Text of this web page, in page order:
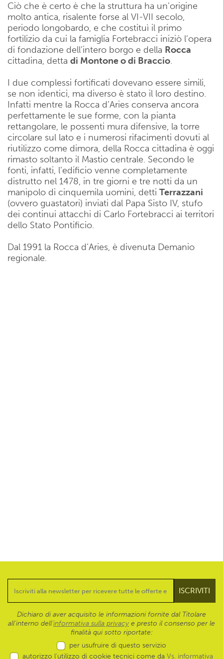
Ciò che è certo è che la struttura ha un’origine
molto antica, risalente forse al VI-VII secolo,
periodo longobardo, e che costituì il primo
fortilizio da cui la famiglia Fortebracci iniziò l’opera
di fondazione dell’intero borgo e della Rocca
cittadina, detta di Montone o di Braccio.
I due complessi fortificati dovevano essere simili,
se non identici, ma diverso è stato il loro destino.
Infatti mentre la Rocca d’Aries conserva ancora
perfettamente le sue forme, con la pianta
rettangolare, le possenti mura difensive, la torre
circolare sul lato e i numerosi rifacimenti dovuti al
riutilizzo come dimora, della Rocca cittadina è oggi
rimasto soltanto il Mastio centrale. Secondo le
fonti, infatti, l’edificio venne completamente
distrutto nel 1478, in tre giorni e tre notti da un
manipolo di cinquemila uomini, detti Terrazzani
(ovvero guastatori) inviati dal Papa Sisto IV, stufo
dei continui attacchi di Carlo Fortebracci ai territori
dello Stato Pontificio.
Dal 1991 la Rocca d’Aries, è divenuta Demanio
regionale.
Dichiaro di aver acquisito le informazioni fornite dal Titolare
all’interno dell'informativa sulla privacy e presto il consenso per le
finalità qui sotto riportate:
per usufruire di questo servizio
autorizzo l’utilizzo di cookie tecnici come da Vs. informativa